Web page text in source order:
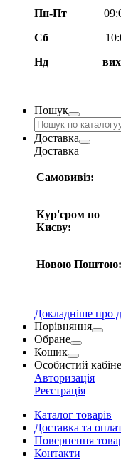
Пн-Пт
Сб
10:00-
Нд
Пошук
Доставка
Доставка
Самовивіз:
Кур'єром по
Києву:
Новою Поштою:
Докладніше про
Порівняння
Обране
Кошик
Особистий
Авторизація
Реєстрація
Каталог товарів
Доставка та
Повернення
Контакти